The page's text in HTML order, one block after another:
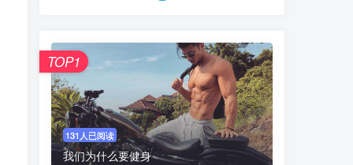
131人已阅读
我们为什么要健身
TOP1